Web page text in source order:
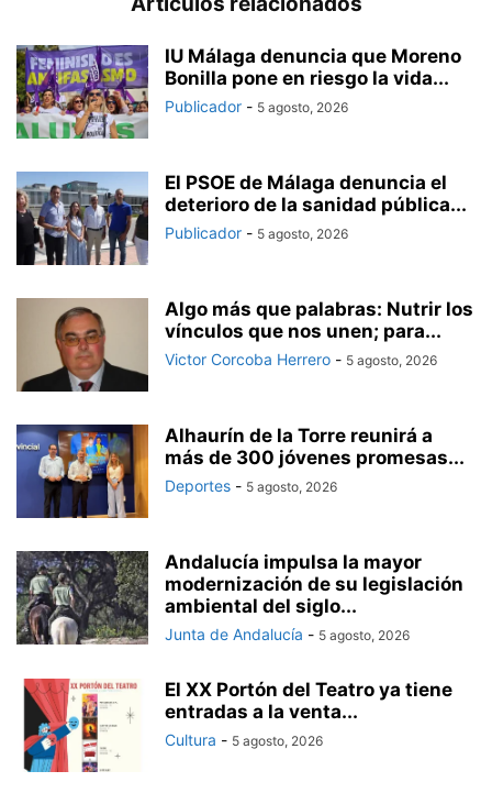
IU Málaga denuncia que Moreno
Bonilla pone en riesgo la vida...
Publicador - 5 agosto, 2026
El PSOE de Málaga denuncia el
deterioro de la sanidad pública...
Publicador - 5 agosto, 2026
Algo más que palabras: Nutrir los
vínculos que nos unen; para...
Victor Corcoba Herrero - 5 agosto, 2026
Alhaurín de la Torre reunirá a
más de 300 jóvenes promesas...
Deportes - 5 agosto, 2026
Andalucía impulsa la mayor
modernización de su legislación
ambiental del siglo...
Junta de Andalucía - 5 agosto, 2026
El XX Portón del Teatro ya tiene
entradas a la venta...
Cultura - 5 agosto, 2026